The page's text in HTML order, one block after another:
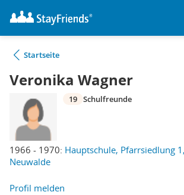
Startseite
Veronika Wagner
1966 - 1970: Hauptschule, Pfarrsiedlung
Neuwalde
19 Schulfreunde
Profil melden